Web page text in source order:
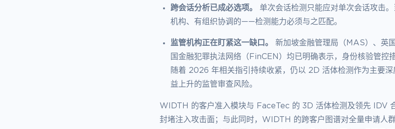
跨会话分析已成必选项。
单次会话检测只能应对单次会话攻击
机构、有组织协调的——检测能力必须与之匹配。
监管机构正在盯紧这一缺口。
新加坡金融管理局（MAS）、英
国金融犯罪执法网络（FinCEN）均已明确表示，身份核验管控
随着 2026 年相关指引持续收紧，仍以 2D 活体检测作为主要深
益上升的监管审查风险。
WIDTH 的客户准入模块与 FaceTec 的 3D 活体检测及领先 IDV
封堵注入攻击面；与此同时，WIDTH 的跨客户图谱对全量申请人